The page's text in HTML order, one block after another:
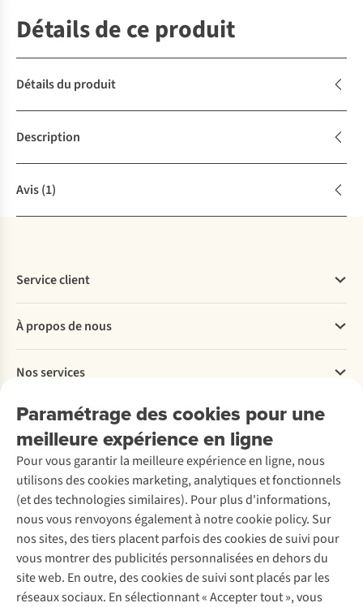
Détails de ce produit
Détails du produit
Description
Avis(1)
Paramétrage des cookies pour une
meilleure expérience en ligne
Pour vous garantir la meilleure expérience en ligne, nous
utilisons des cookies marketing, analytiques et fonctionnels
(et des technologies similaires). Pour plus d'informations,
nous vous renvoyons également à notre cookie policy. Sur
nos sites, des tiers placent parfois des cookies de suivi pour
vous montrer des publicités personnalisées en dehors du
site web. En outre, des cookies de suivi sont placés par les
réseaux sociaux. En sélectionnant « Accepter tout », vous
Service client
Commander
Payer
Livraison
Rétractation d'une commande
Entretien & réparations
Garantie
Contactez-nous
À propos de nous
Explore More
À propos d’Ayacucho
Nos magasins
À propos d’A.S.Adventure
Déclaration d'accessibilité
Nos services
Location / Location sports d’hiver
Entretien de ski
Service de lavage
Entretien de chaussures
Réparation de chaussures
Réparation de vêtements
Retouches
Pour les entreprises
Découvrez
A.S.Magazine
Explore Camp
Gear Check
Expertise & conseils
Abonnez-vous à la newsletter
Suivez-nous